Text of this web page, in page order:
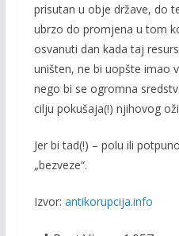
prisutan u obje države, do
ubrzo do promjena u tom
osvanuti dan kada taj
uništen, ne bi uopšte imao
nego bi se ogromna
cilju pokušaja(!) njihovog
Jer bi tad(!) – polu ili
„bezveze“.
Izvor: antikorupcija.info